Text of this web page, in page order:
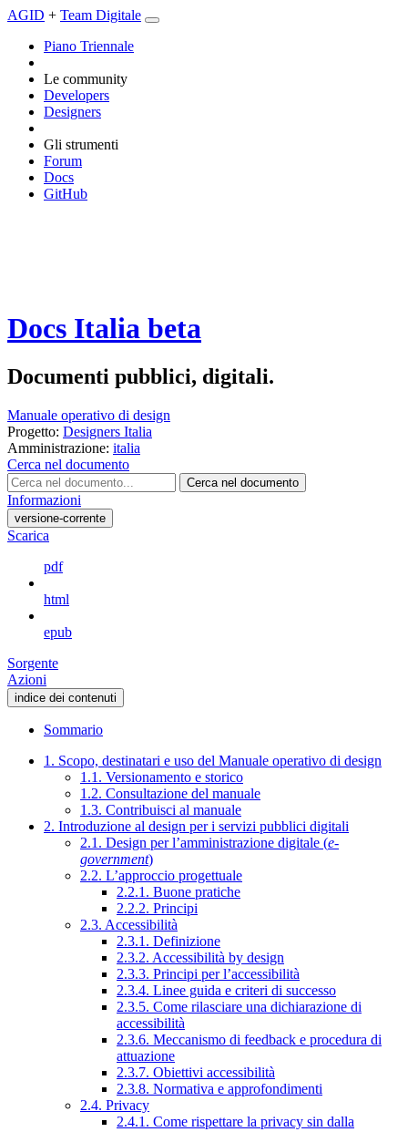
AGID + Team Digitale
Piano Triennale
Le community
Developers
Designers
Gli strumenti
Forum
Docs
GitHub
Docs Italia beta
Documenti pubblici, digitali.
Manuale operativo di design
Progetto: Designers Italia
Amministrazione: italia
Cerca nel documento
Cerca nel documento
Informazioni
versione-corrente
Scarica
pdf
html
epub
Sorgente
Azioni
indice dei contenuti
Sommario
1. Scopo, destinatari e uso del Manuale operativo di design
1.1. Versionamento e storico
1.2. Consultazione del manuale
1.3. Contribuisci al manuale
2. Introduzione al design per i servizi pubblici digitali
2.1. Design per l’amministrazione digitale (e-
government)
2.2. L’approccio progettuale
2.2.1. Buone pratiche
2.2.2. Principi
2.3. Accessibilità
2.3.1. Definizione
2.3.2. Accessibilità by design
2.3.3. Principi per l’accessibilità
2.3.4. Linee guida e criteri di successo
2.3.5. Come rilasciare una dichiarazione di
accessibilità
2.3.6. Meccanismo di feedback e procedura di
attuazione
2.3.7. Obiettivi accessibilità
2.3.8. Normativa e approfondimenti
2.4. Privacy
2.4.1. Come rispettare la privacy sin dalla